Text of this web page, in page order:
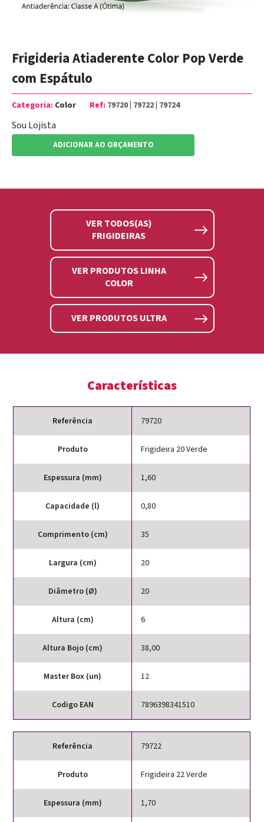
Frigideria Atiaderente Color Pop Verde
com Espátulo
Categoria: Color Ref: 79720 | 79722 | 79724
Sou Lojista
ADICIONAR AO ORÇAMENTO
VER TODOS(AS)
FRIGIDEIRAS
VER PRODUTOS LINHA
COLOR
VER PRODUTOS ULTRA
Características
Referência 79720
Produto Frigideira 20 Verde
Espessura (mm) 1,60
Capacidade (l) 0,80
Comprimento (cm) 35
Largura (cm) 20
Diâmetro (Ø) 20
Altura (cm) 6
Altura Bojo (cm) 38,00
Master Box (un) 12
Codigo EAN 7896398341510
Referência 79722
Produto Frigideira 22 Verde
Espessura (mm) 1,70